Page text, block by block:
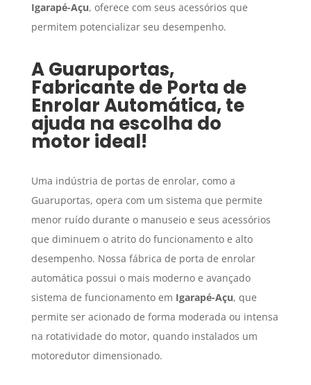
Igarapé-Açu, oferece com seus acessórios que
permitem potencializar seu desempenho.
A Guaruportas,
Fabricante de Porta de
Enrolar Automática, te
ajuda na escolha do
motor ideal!
Uma indústria de portas de enrolar, como a
Guaruportas, opera com um sistema que permite
menor ruído durante o manuseio e seus acessórios
que diminuem o atrito do funcionamento e alto
desempenho. Nossa fábrica de porta de enrolar
automática possui o mais moderno e avançado
sistema de funcionamento em Igarapé-Açu, que
permite ser acionado de forma moderada ou intensa
na rotatividade do motor, quando instalados um
motoredutor dimensionado.